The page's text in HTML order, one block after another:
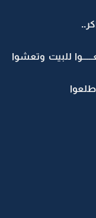
للبيت وتعشوا